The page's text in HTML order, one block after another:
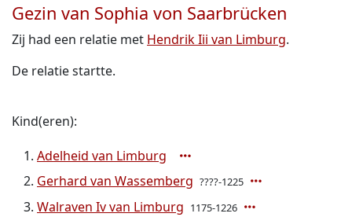
Gezin van Sophia von Saarbrücken
Zij had een relatie met Hendrik Iii van Limburg.
De relatie startte.
Kind(eren):
Adelheid van Limburg
Gerhard van Wassemberg ????-1225
Walraven Iv van Limburg 1175-1226